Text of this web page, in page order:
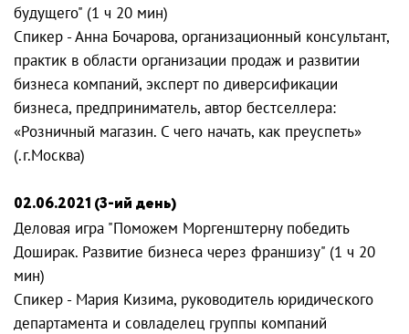
будущего" (1 ч 20 мин)
Спикер - Анна Бочарова, организационный консультант,
практик в области организации продаж и развитии
бизнеса компаний, эксперт по диверсификации
бизнеса, предприниматель, автор бестселлера:
«Розничный магазин. С чего начать, как преуспеть»
(.г.Москва)
02.06.2021 (3-ий день)
Деловая игра "Поможем Моргенштерну победить
Доширак. Развитие бизнеса через франшизу" (1 ч 20
мин)
Спикер - Мария Кизима, руководитель юридического
департамента и совладелец группы компаний